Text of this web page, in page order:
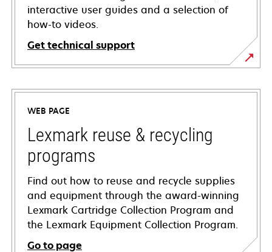
interactive user guides and a selection of
how-to videos.
Get technical support
opens
in
new
tab
WEB PAGE
Lexmark reuse & recycling
programs
Find out how to reuse and recycle supplies
and equipment through the award-winning
Lexmark Cartridge Collection Program and
the Lexmark Equipment Collection Program.
Go to page